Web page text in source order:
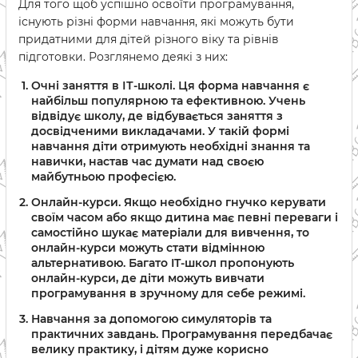
Для того щоб успішно освоїти програмування,
існують різні форми навчання, які можуть бути
придатними для дітей різного віку та рівнів
підготовки. Розглянемо деякі з них:
Очні заняття в ІТ-школі. Ця форма навчання є
найбільш популярною та ефективною. Учень
відвідує школу, де відбувається заняття з
досвідченими викладачами. У такій формі
навчання діти отримують необхідні знання та
навички, настав час думати над своєю
майбутньою професією.
Онлайн-курси. Якщо необхідно гнучко керувати
своїм часом або якщо дитина має певні переваги і
самостійно шукає матеріали для вивчення, то
онлайн-курси можуть стати відмінною
альтернативою. Багато IT-школ пропонують
онлайн-курси, де діти можуть вивчати
програмування в зручному для себе режимі.
Навчання за допомогою симуляторів та
практичних завдань. Програмування передбачає
велику практику, і дітям дуже корисно